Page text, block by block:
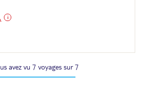
avez vu 7 voyages sur 7